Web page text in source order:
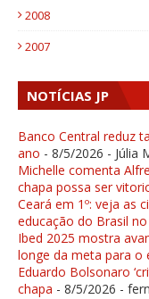
2008
2007
NOTÍCIAS JP
Banco Central reduz
ano - 8/5/2026 - Júlia
Michelle comenta
chapa possa ser
Ceará em 1º: veja as
educação do Brasil
Ibed 2025 mostra
longe da meta para o
Eduardo Bolsonaro
chapa - 8/5/2026 -